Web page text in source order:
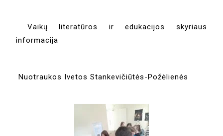
Vaikų literatūros ir edukacijos skyriaus
informacija
Nuotraukos Ivetos Stankevičiūtės-Požėlienės